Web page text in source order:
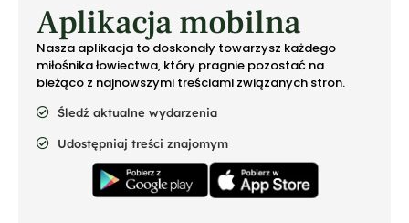
Aplikacja mobilna
Nasza aplikacja to doskonały towarzysz każdego
miłośnika łowiectwa, który pragnie pozostać na
bieżąco z najnowszymi treściami związanych stron.
Śledź aktualne wydarzenia
Udostępniaj treści znajomym